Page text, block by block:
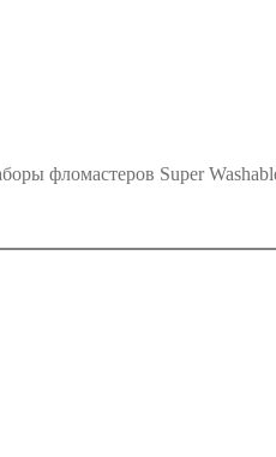
фломастеров Super